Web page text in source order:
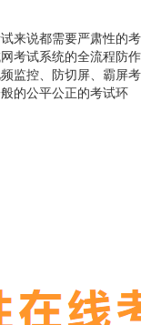
来说都需要严肃性的考
考试系统的全流程防作
监控、防切屏、霸屏考
的公平公正的考试环